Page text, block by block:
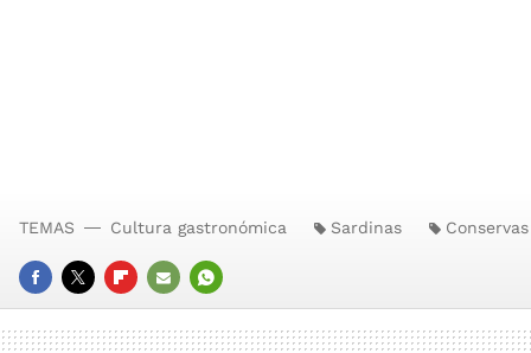
FACEBOOK
TWITTERFLIPBOARD
E-
MAIL
WHATSAPP
TEMAS Cultura gastronómica Sardinas Conservas